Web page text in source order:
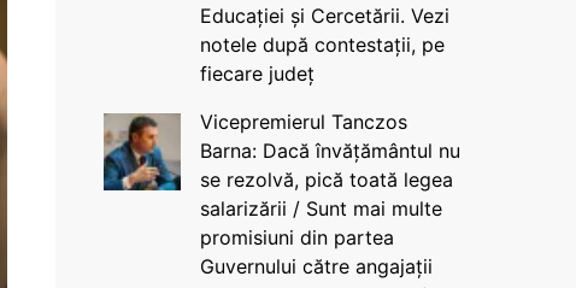
Educației și Cercetării. Vezi
notele după contestații, pe
fiecare județ
Vicepremierul Tanczos
Barna: Dacă învățământul nu
se rezolvă, pică toată legea
salarizării / Sunt mai multe
promisiuni din partea
Guvernului către angajații